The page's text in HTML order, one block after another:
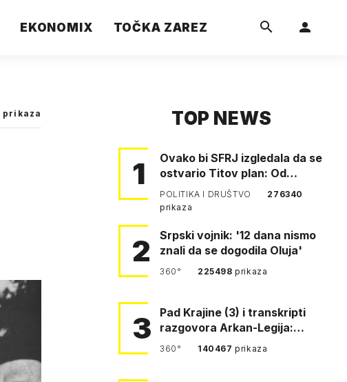
EKONOMIX TOČKA ZAREZ
prikaza TOP NEWS
1
Ovako bi SFRJ izgledala da se
ostvario Titov plan: Od
Klagenfurta do Istanbula!
POLITIKA I DRUŠTVO
276340
prikaza
2
Srpski vojnik: '12 dana nismo
znali da se dogodila Oluja'
360° 225498prikaza
3
Pad Krajine (3) i transkripti
razgovora Arkan-Legija:
'Čujem, prelazite ustašam…
360° 140467prikaza